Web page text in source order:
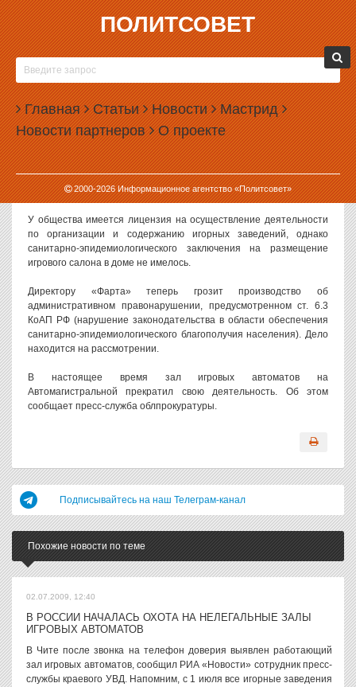
ПОЛИТСОВЕТ
Главная Статьи Новости Мастрид
Новости партнеров О проекте
2000-2026Информационное агентство «Политсовет»
11.04.2008, 14:23
ЖУРНАЛИСТЫ ИЗБАВЛЯЮТ ЕКАТЕРИНБУРГ
ОТ ИГРОВЫХ АВТОМАТОВ
Прокуратура Железнодорожного района провела проверку
сообщений в СМИ о незаконном размещении в жилом доме по
ул. Автомагистральной зала игровых автоматов и установила, что
на первом этаже жилого дома № 31 компания «Фарт»
действительно разместила зал игровых автоматов «Джекпот» и
арендовало помещение до декабря 2008 года.
У общества имеется лицензия на осуществление деятельности
по организации и содержанию игорных заведений, однако
санитарно-эпидемиологического заключения на размещение
игрового салона в доме не имелось.
Директору «Фарта» теперь грозит производство об
административном правонарушении, предусмотренном ст. 6.3
КоАП РФ (нарушение законодательства в области обеспечения
санитарно-эпидемиологического благополучия населения). Дело
находится на рассмотрении.
В настоящее время зал игровых автоматов на
Автомагистральной прекратил свою деятельность. Об этом
сообщает пресс-служба облпрокуратуры.
Подписывайтесь на наш Телеграм-канал
Похожие новости по теме
02.07.2009, 12:40
В РОССИИ НАЧАЛАСЬ ОХОТА НА НЕЛЕГАЛЬНЫЕ ЗАЛЫ
ИГРОВЫХ АВТОМАТОВ
В Чите после звонка на телефон доверия выявлен работающий
зал игровых автоматов, сообщил РИА «Новости» сотрудник пресс-
службы краевого УВД. Напомним, с 1 июля все игорные заведения